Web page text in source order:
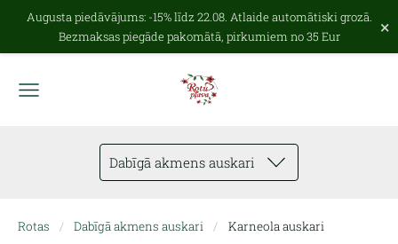
Augusta piedāvājums: -15% līdz 22.08. Atlaide automātiski grozā.
Bezmaksas piegāde pakomātā, pirkumiem no 35 Eur
×
Dabīgā akmens auskari
Rotas Dabīgā akmens auskari Karneola auskari